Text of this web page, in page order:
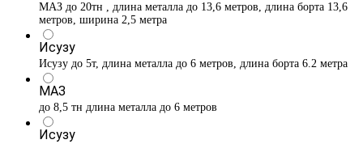
МАЗ до 20тн , длина металла до 13,6 метров, длина борта 13,6
метров, ширина 2,5 метра
Исузу
Исузу до 5т, длина металла до 6 метров, длина борта 6.2 метра
МАЗ
до 8,5 тн длина металла до 6 метров
Исузу